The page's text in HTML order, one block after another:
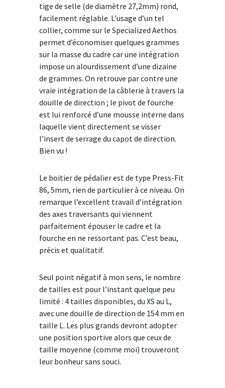
tige de selle (de diamètre 27,2mm) rond,
facilement réglable. L’usage d’un tel
collier, comme sur le Specialized Aethos
permet d’économiser quelques grammes
sur la masse du cadre car une intégration
impose un alourdissement d’une dizaine
de grammes. On retrouve par contre une
vraie intégration de la câblerie à travers la
douille de direction ; le pivot de fourche
est lui renforcé d’une mousse interne dans
laquelle vient directement se visser
l’insert de serrage du capot de direction.
Bien vu !
Le boitier de pédalier est de type Press-Fit
86, 5mm, rien de particulier à ce niveau. On
remarque l’excellent travail d’intégration
des axes traversants qui viennent
parfaitement épouser le cadre et la
fourche en ne ressortant pas. C’est beau,
précis et qualitatif.
Seul point négatif à mon sens, le nombre
de tailles est pour l’instant quelque peu
limité : 4 tailles disponibles, du XS au L,
avec une douille de direction de 154 mm en
taille L. Les plus grands devront adopter
une position sportive alors que ceux de
taille moyenne (comme moi) trouveront
leur bonheur sans souci.